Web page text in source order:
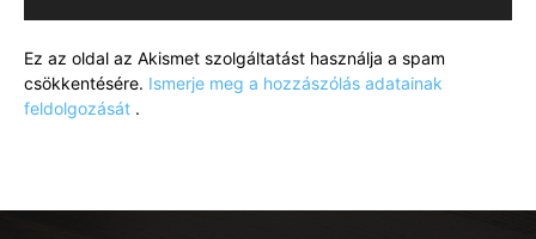
Ez az oldal az Akismet szolgáltatást használja a spam
csökkentésére. Ismerje meg a hozzászólás adatainak
feldolgozását .